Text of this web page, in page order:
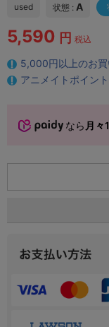
used 状態 : A
5,590 円 税込
5,000円以上のお買
アニメイトポイン
なら 月々